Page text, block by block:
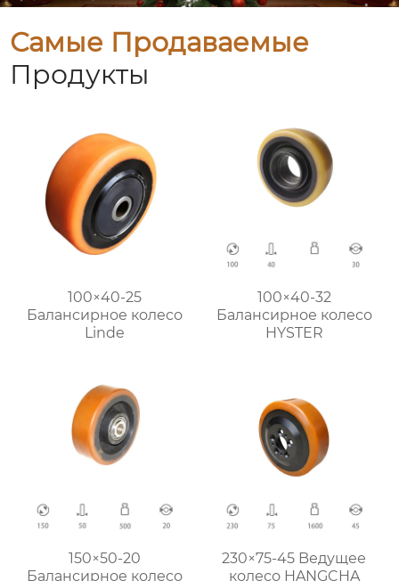
Самые Продаваемые
Продукты
100×40-25
Балансирное колесо
Linde
100×40-32
Балансирное колесо
HYSTER
150×50-20
Балансирное колесо
230×75-45 Bедущее
колесо HANGCHA